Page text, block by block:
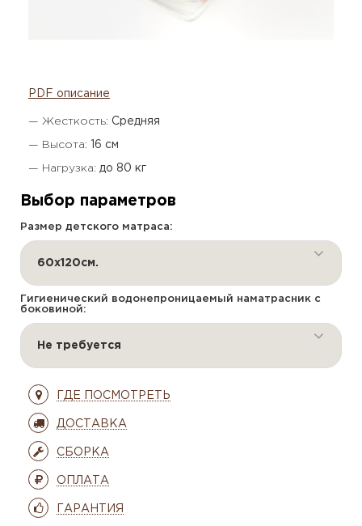
PDF описание
— Жесткость: Средняя
— Высота: 16 см
— Нагрузка: до 80 кг
Выбор параметров
Размер детского матраса:
60х120см.
Гигиенический водонепроницаемый наматрасник с
боковиной:
Не требуется
ГДЕ ПОСМОТРЕТЬ
ДОСТАВКА
СБОРКА
ОПЛАТА
ГАРАНТИЯ